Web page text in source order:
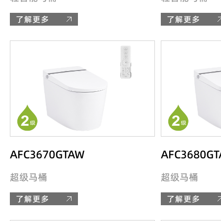
了解更多 了解更多
AFC3670GTAW
超级马桶
了解更多
超级马桶
了解更多